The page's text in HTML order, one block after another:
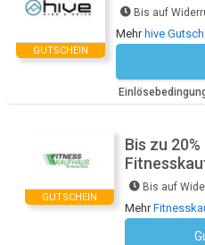
GUTSCHEIN
Bis auf
Mehr hive
GUTSCHEIN
Bis zu
Bis auf
Mehr